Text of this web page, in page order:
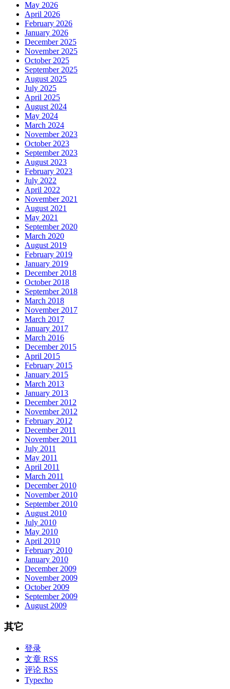
May 2026
April 2026
February 2026
January 2026
December 2025
November 2025
October 2025
September 2025
August 2025
July 2025
April 2025
August 2024
May 2024
March 2024
November 2023
October 2023
September 2023
August 2023
February 2023
July 2022
April 2022
November 2021
August 2021
May 2021
September 2020
March 2020
August 2019
February 2019
January 2019
December 2018
October 2018
September 2018
March 2018
November 2017
March 2017
January 2017
March 2016
December 2015
April 2015
February 2015
January 2015
March 2013
January 2013
December 2012
November 2012
February 2012
December 2011
November 2011
July 2011
May 2011
April 2011
March 2011
December 2010
November 2010
September 2010
August 2010
July 2010
May 2010
April 2010
February 2010
January 2010
December 2009
November 2009
October 2009
September 2009
August 2009
其它
登录
文章 RSS
评论 RSS
Typecho